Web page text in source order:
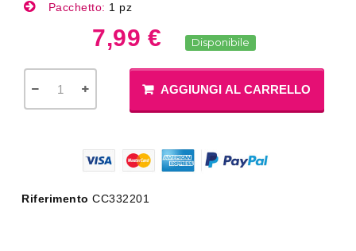
Pacchetto: 1 pz
7,99 € Disponibile
AGGIUNGI AL CARRELLO
Riferimento CC332201